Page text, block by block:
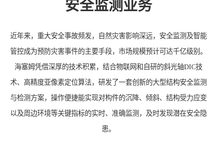
安全监测业务
近年来，重大安全事故频发，自然灾害影响深远，安全监测及智能
管控成为预防灾害事件的主要手段，市场规模预计可达千亿级别。
海塞姆凭借深厚的技术积累，结合物联网和自研的斜光轴DIC技
术、高精度亚像素定位算法，研发了一套创新的大型结构安全监测
与检测方案，操作便捷能实现对构件的沉降、倾斜、结构受力应变
以及周边环境等关键指标的实时、准确监测，及时发现潜在安全隐
患。